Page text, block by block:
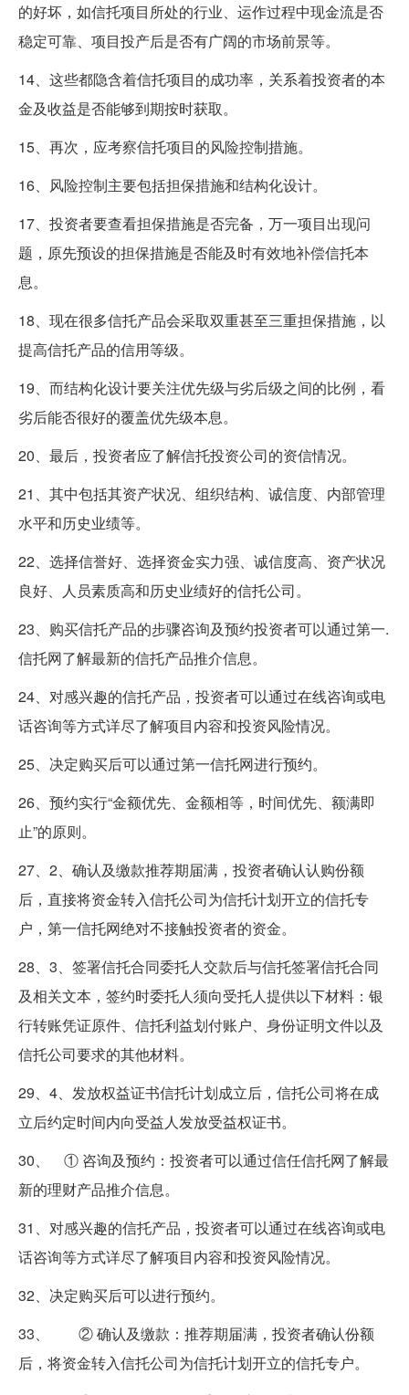
的好坏，如信托项目所处的行业、运作过程中现金流是否
稳定可靠、项目投产后是否有广阔的市场前景等。
14、这些都隐含着信托项目的成功率，关系着投资者的本
金及收益是否能够到期按时获取。
15、再次，应考察信托项目的风险控制措施。
16、风险控制主要包括担保措施和结构化设计。
17、投资者要查看担保措施是否完备，万一项目出现问
题，原先预设的担保措施是否能及时有效地补偿信托本
息。
18、现在很多信托产品会采取双重甚至三重担保措施，以
提高信托产品的信用等级。
19、而结构化设计要关注优先级与劣后级之间的比例，看
劣后能否很好的覆盖优先级本息。
20、最后，投资者应了解信托投资公司的资信情况。
21、其中包括其资产状况、组织结构、诚信度、内部管理
水平和历史业绩等。
22、选择信誉好、选择资金实力强、诚信度高、资产状况
良好、人员素质高和历史业绩好的信托公司。
23、购买信托产品的步骤咨询及预约投资者可以通过第一.
信托网了解最新的信托产品推介信息。
24、对感兴趣的信托产品，投资者可以通过在线咨询或电
话咨询等方式详尽了解项目内容和投资风险情况。
25、决定购买后可以通过第一信托网进行预约。
26、预约实行“金额优先、金额相等，时间优先、额满即
止”的原则。
27、2、确认及缴款推荐期届满，投资者确认认购份额
后，直接将资金转入信托公司为信托计划开立的信托专
户，第一信托网绝对不接触投资者的资金。
28、3、签署信托合同委托人交款后与信托签署信托合同
及相关文本，签约时委托人须向受托人提供以下材料：银
行转账凭证原件、信托利益划付账户、身份证明文件以及
信托公司要求的其他材料。
29、4、发放权益证书信托计划成立后，信托公司将在成
立后约定时间内向受益人发放受益权证书。
30、 ① 咨询及预约：投资者可以通过信任信托网了解最
新的理财产品推介信息。
31、对感兴趣的信托产品，投资者可以通过在线咨询或电
话咨询等方式详尽了解项目内容和投资风险情况。
32、决定购买后可以进行预约。
33、 ② 确认及缴款：推荐期届满，投资者确认份额
后，将资金转入信托公司为信托计划开立的信托专户。